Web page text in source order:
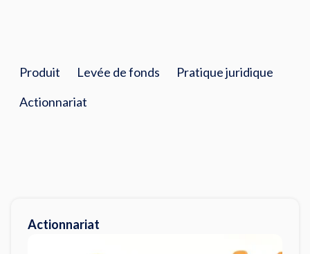
Produit Levée de fonds
Pratique juridique
Actionnariat
Actionnariat